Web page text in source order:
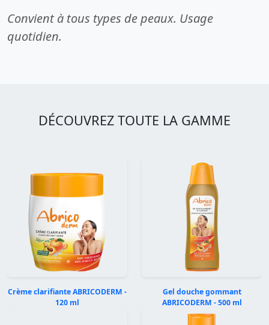
Convient à tous types de peaux. Usage
quotidien.
DÉCOUVREZ TOUTE LA GAMME
Crème clarifiante ABRICODERM -
120 ml
Gel douche gommant
ABRICODERM - 500 ml